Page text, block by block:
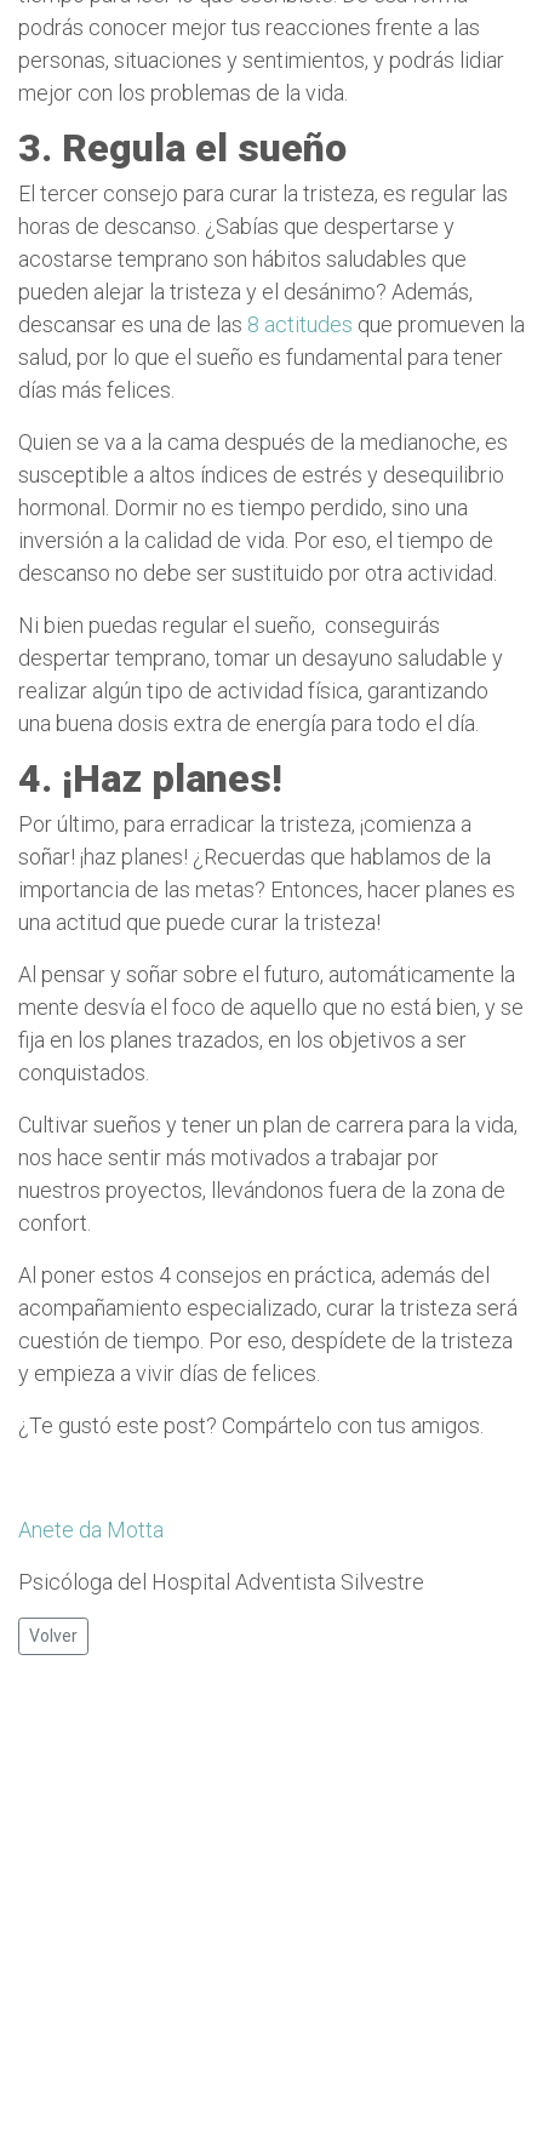
podrás conocer mejor tus reacciones frente a las
personas, situaciones y sentimientos, y podrás lidiar
mejor con los problemas de la vida.
3. Regula el sueño
El tercer consejo para curar la tristeza, es regular las
horas de descanso. ¿Sabías que despertarse y
acostarse temprano son hábitos saludables que
pueden alejar la tristeza y el desánimo? Además,
descansar es una de las 8 actitudes que promueven la
salud, por lo que el sueño es fundamental para tener
días más felices.
Quien se va a la cama después de la medianoche, es
susceptible a altos índices de estrés y desequilibrio
hormonal. Dormir no es tiempo perdido, sino una
inversión a la calidad de vida. Por eso, el tiempo de
descanso no debe ser sustituido por otra actividad.
Ni bien puedas regular el sueño, conseguirás
despertar temprano, tomar un desayuno saludable y
realizar algún tipo de actividad física, garantizando
una buena dosis extra de energía para todo el día.
4. ¡Haz planes!
Por último, para erradicar la tristeza, ¡comienza a
soñar! ¡haz planes! ¿Recuerdas que hablamos de la
importancia de las metas? Entonces, hacer planes es
una actitud que puede curar la tristeza!
Al pensar y soñar sobre el futuro, automáticamente la
mente desvía el foco de aquello que no está bien, y se
fija en los planes trazados, en los objetivos a ser
conquistados.
Cultivar sueños y tener un plan de carrera para la vida,
nos hace sentir más motivados a trabajar por
nuestros proyectos, llevándonos fuera de la zona de
confort.
Al poner estos 4 consejos en práctica, además del
acompañamiento especializado, curar la tristeza será
cuestión de tiempo. Por eso, despídete de la tristeza
y empieza a vivir días de felices.
¿Te gustó este post? Compártelo con tus amigos.
Anete da Motta
Psicóloga del Hospital Adventista Silvestre
Volver